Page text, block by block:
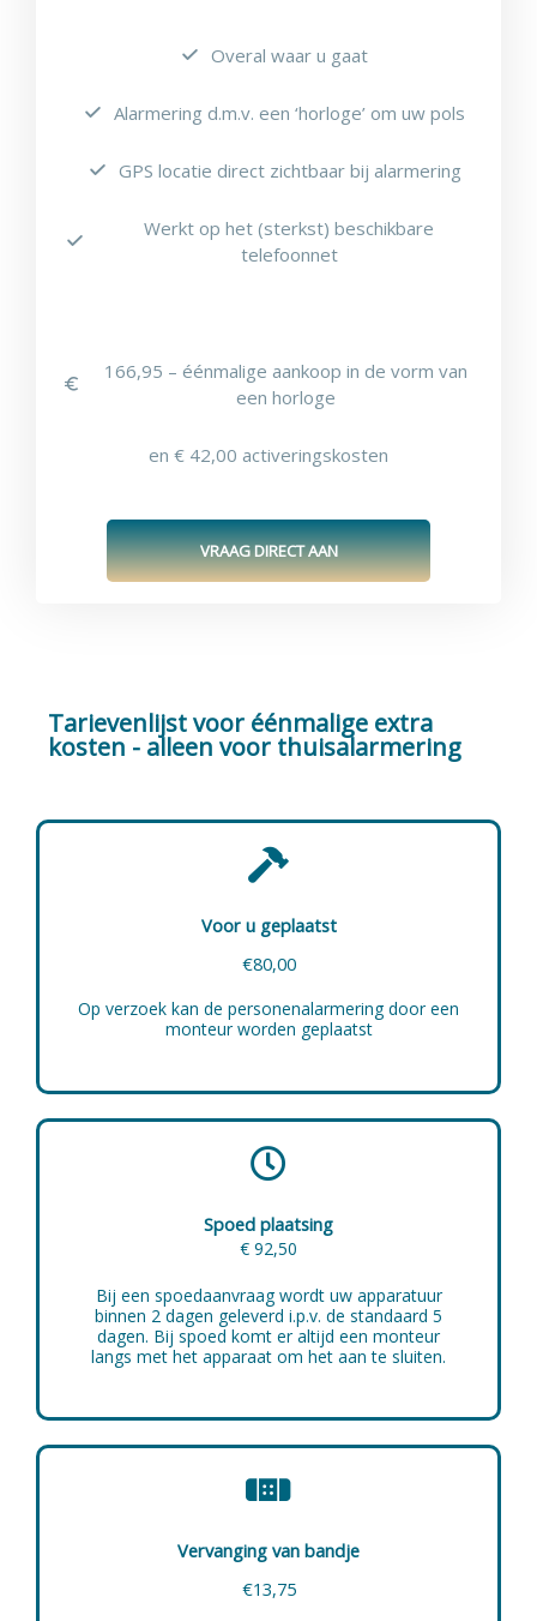
Overal waar u gaat
Alarmering d.m.v. een ‘horloge’ om uw pols
GPS locatie direct zichtbaar bij alarmering
Werkt op het (sterkst) beschikbare
telefoonnet
166,95 – éénmalige aankoop in de vorm van
een horloge
en € 42,00 activeringskosten
VRAAG DIRECT AAN
Tarievenlijst voor éénmalige extra
kosten - alleen voor thuisalarmering
Voor u geplaatst
€80,00
Op verzoek kan de personenalarmering door een
monteur worden geplaatst
Spoed plaatsing
€ 92,50
Bij een spoedaanvraag wordt uw apparatuur
binnen 2 dagen geleverd i.p.v. de standaard 5
dagen. Bij spoed komt er altijd een monteur
langs met het apparaat om het aan te sluiten.
Vervanging van bandje
€13,75